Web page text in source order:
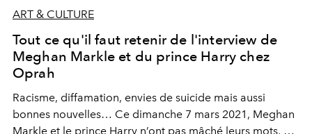
ART & CULTURE
Tout ce qu'il faut retenir de l'interview de
Meghan Markle et du prince Harry chez
Oprah
Racisme, diffamation, envies de suicide mais aussi
bonnes nouvelles… Ce dimanche 7 mars 2021, Meghan
Markle et le prince Harry n’ont pas mâché leurs mots, à